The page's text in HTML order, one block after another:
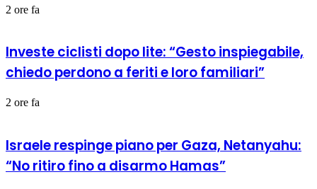
2 ore fa
Investe ciclisti dopo lite: “Gesto inspiegabile,
chiedo perdono a feriti e loro familiari”
2 ore fa
Israele respinge piano per Gaza, Netanyahu:
“No ritiro fino a disarmo Hamas”